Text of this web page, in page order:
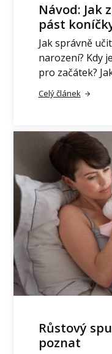
Návod: Jak
pást
Jak správně
narození? Kdy
pro začátek?
Celý článek
Růstový
poznat